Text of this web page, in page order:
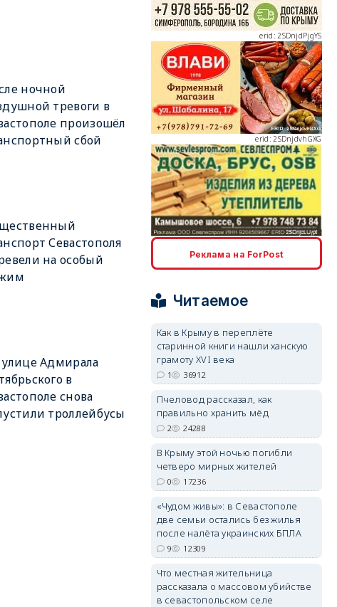
ночной
тревоги в
произошёл
сбой
Севастополя
на особый
Адмирала
в
снова
троллейбусы
erid: 2SDnjdPjgYS
erid: 2SDnjdvhGXG
erid: 2SDnjcLUypt
erid: 2SDnjcrDNw6
erid: 2SDnjdPjgYS
Реклама на ForPost
Читаемое
Как в Крыму в переплёте
старинной книги нашли ханскую
грамоту XVI века
1 36912
Пчеловод рассказал, как
правильно хранить мёд
2 24288
В Крыму этой ночью погибли
четверо мирных жителей
0 17236
«Чудом живы»: в Севастополе
две семьи остались без жилья
после налёта украинских БПЛА
9 12309
Что местная жительница
рассказала о массовом убийстве
в севастопольском селе